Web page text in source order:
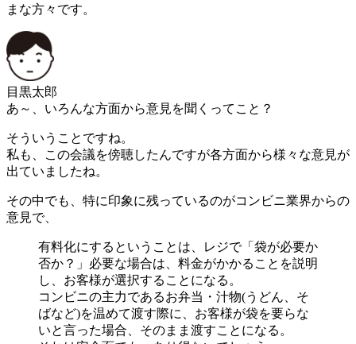
まな方々です。
目黒太郎
あ～、いろんな方面から意見を聞くってこと？
そういうことですね。
私も、この会議を傍聴したんですが各方面から様々な意見が
出ていましたね。
その中でも、特に印象に残っているのがコンビニ業界からの
意見で、
有料化にするということは、レジで「袋が必要か
否か？」必要な場合は、料金がかかることを説明
し、お客様が選択することになる。
コンビニの主力であるお弁当・汁物(うどん、そ
ばなど)を温めて渡す際に、お客様が袋を要らな
いと言った場合、そのまま渡すことになる。